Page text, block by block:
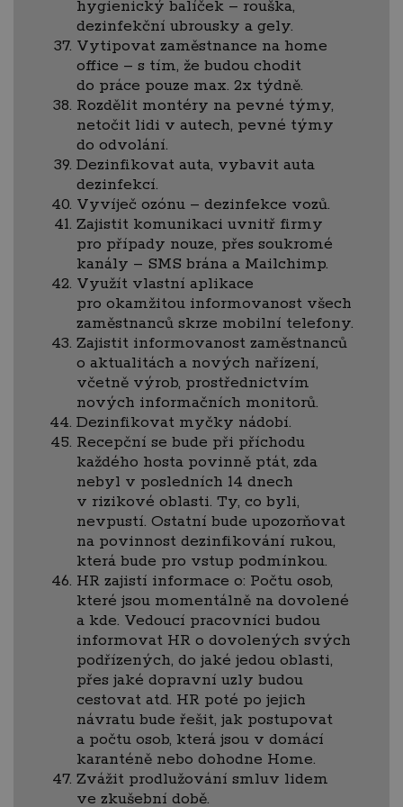
hygienický balíček – rouška,
dezinfekční ubrousky a gely.
Vytipovat zaměstnance na home
office – s tím, že budou chodit
do práce pouze max. 2x týdně.
Rozdělit montéry na pevné týmy,
netočit lidi v autech, pevné týmy
do odvolání.
Dezinfikovat auta, vybavit auta
dezinfekcí.
Vyvíječ ozónu – dezinfekce vozů.
Zajistit komunikaci uvnitř firmy
pro případy nouze, přes soukromé
kanály – SMS brána a Mailchimp.
Využít vlastní aplikace
pro okamžitou informovanost všech
zaměstnanců skrze mobilní telefony.
Zajistit informovanost zaměstnanců
o aktualitách a nových nařízení,
včetně výrob, prostřednictvím
nových informačních monitorů.
Dezinfikovat myčky nádobí.
Recepční se bude při příchodu
každého hosta povinně ptát, zda
nebyl v posledních 14 dnech
v rizikové oblasti. Ty, co byli,
nevpustí. Ostatní bude upozorňovat
na povinnost dezinfikování rukou,
která bude pro vstup podmínkou.
HR zajistí informace o: Počtu osob,
které jsou momentálně na dovolené
a kde. Vedoucí pracovníci budou
informovat HR o dovolených svých
podřízených, do jaké jedou oblasti,
přes jaké dopravní uzly budou
cestovat atd. HR poté po jejich
návratu bude řešit, jak postupovat
a počtu osob, která jsou v domácí
karanténě nebo dohodne Home.
Zvážit prodlužování smluv lidem
ve zkušební době.